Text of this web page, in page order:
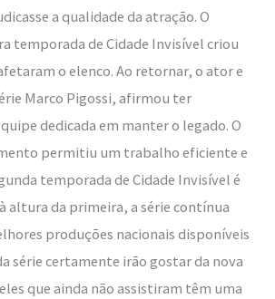
a qualidade da atração. O
temporada de Cidade Invisível criou
o elenco. Ao retornar, o ator e
Marco Pigossi, afirmou ter
dedicada em manter o legado. O
permitiu um trabalho eficiente e
temporada de Cidade Invisível é
altura da primeira, a série contínua
produções nacionais disponíveis
série certamente irão gostar da nova
que ainda não assistiram têm uma